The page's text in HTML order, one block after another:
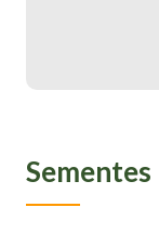
Sementes